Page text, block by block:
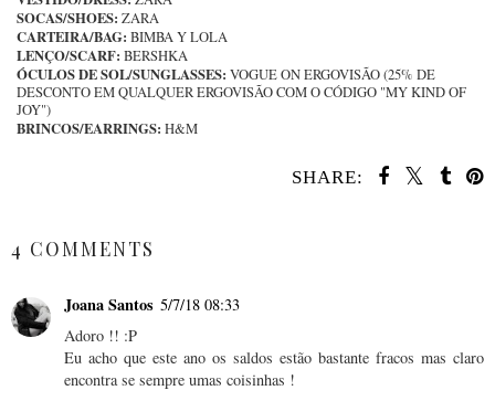
SOCAS/SHOES: ZARA
CARTEIRA/BAG: BIMBA Y LOLA
LENÇO/SCARF: BERSHKA
ÓCULOS DE SOL/SUNGLASSES: VOGUE ON ERGOVISÃO (25% DE
DESCONTO EM QUALQUER ERGOVISÃO COM O CÓDIGO "MY KIND OF
JOY")
BRINCOS/EARRINGS: H&M
SHARE:
4 COMMENTS
Joana Santos 5/7/18 08:33
Adoro !! :P
Eu acho que este ano os saldos estão bastante fracos mas claro
encontra se sempre umas coisinhas !